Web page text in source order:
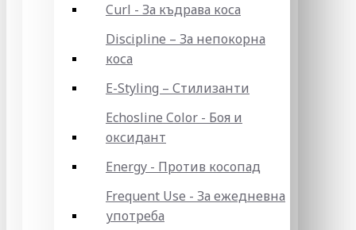
Curl - За къдрава коса
Discipline – За непокорна
коса
E-Styling – Стилизанти
Echosline Color - Боя и
оксидант
Energy - Против косопад
Frequent Use - За ежедневна
употреба